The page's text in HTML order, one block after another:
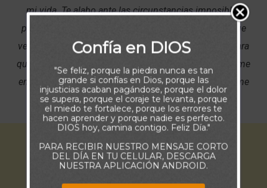
mi vida. Te alabo ante las circunstancias imposibles
porque eres el Dios de lo imposible. No importa lo que
venga en mi contra; tu poder es más que suficiente para
que yo proceda y obtenga la victoria. Por ello cuando me
embargue la duda y me sienta vulnerable y débil, hazme
saber que eres mi fortaleza y refugio.
Confía en DIOS
"Se feliz, porque la piedra nunca es tan
grande si confías en Dios, porque las
injusticias acaban pagándose, porque el dolor
se supera, porque el coraje te levanta, porque
el miedo te fortalece, porque los errores te
hacen aprender y porque nadie es perfecto.
DIOS hoy, camina contigo. Feliz Día."
PARA RECIBIR NUESTRO MENSAJE CORTO
DEL DÍA EN TU CELULAR, DESCARGA
NUESTRA APLICACIÓN ANDROID.